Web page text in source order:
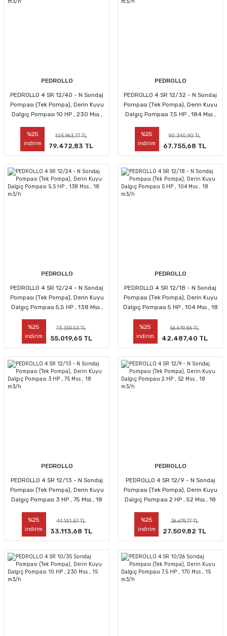
PEDROLLO
PEDROLLO 4 SR 12/40 - N Sondaj
Pompası (Tek Pompa), Derin Kuyu
Dalgıç Pompası 10 HP , 230 Mss ,
%25
indirim
105.963,77 TL
79.472,83 TL
PEDROLLO
PEDROLLO 4 SR 12/32 - N Sondaj
Pompası (Tek Pompa), Derin Kuyu
Dalgıç Pompası 7,5 HP , 184 Mss ,
%25
indirim
90.340,90 TL
67.755,68 TL
PEDROLLO
PEDROLLO 4 SR 12/24 - N Sondaj
Pompası (Tek Pompa), Derin Kuyu
Dalgıç Pompası 5,5 HP , 138 Mss ,
%25
indirim
73.359,53 TL
55.019,65 TL
PEDROLLO
PEDROLLO 4 SR 12/18 - N Sondaj
Pompası (Tek Pompa), Derin Kuyu
Dalgıç Pompası 5 HP , 104 Mss , 18
%25
indirim
56.649,86 TL
42.487,40 TL
PEDROLLO
PEDROLLO 4 SR 12/13 - N Sondaj
Pompası (Tek Pompa), Derin Kuyu
Dalgıç Pompası 3 HP , 75 Mss , 18
%25
indirim
44.151,57 TL
33.113,68 TL
PEDROLLO
PEDROLLO 4 SR 12/9 - N Sondaj
Pompası (Tek Pompa), Derin Kuyu
Dalgıç Pompası 2 HP , 52 Mss , 18
%25
indirim
36.679,77 TL
27.509,82 TL